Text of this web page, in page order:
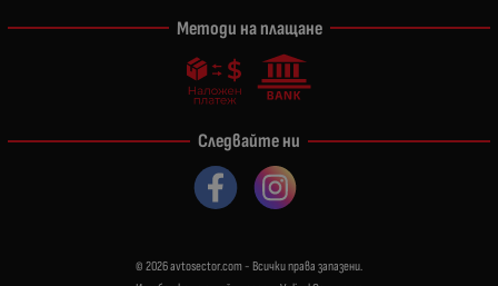
Методи на плащане
Следвайте ни
© 2026avtosector.com - Всички права запазени.